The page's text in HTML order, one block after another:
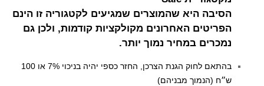
הסיבה היא שהמוצרים שמגיעים לקטגוריה זו הינם
הפריטים האחרונים מקולקציות קודמות, ולכן גם
נמכרים במחיר נמוך יותר.
בהתאם לחוק הגנת הצרכן, החזר כספי יהיה בניכוי 7% או 100
ש״ח (הנמוך מבניהם)